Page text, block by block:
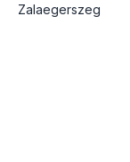
Zalaegerszeg